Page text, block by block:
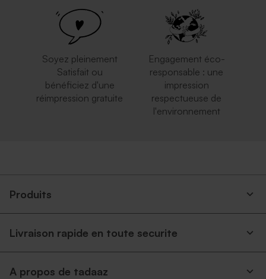
Soyez pleinement
Satisfait ou
bénéficiez d'une
réimpression gratuite
Engagement éco-
responsable : une
impression
respectueuse de
l'environnement
Produits
Livraison rapide en toute securite
A propos de tadaaz